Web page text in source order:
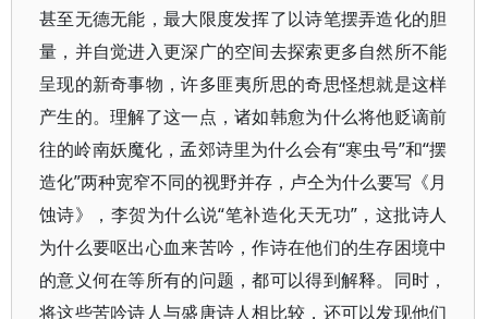
甚至无德无能，最大限度发挥了以诗笔摆弄造化的胆
量，并自觉进入更深广的空间去探索更多自然所不能
呈现的新奇事物，许多匪夷所思的奇思怪想就是这样
产生的。理解了这一点，诸如韩愈为什么将他贬谪前
往的岭南妖魔化，孟郊诗里为什么会有“寒虫号”和“摆
造化”两种宽窄不同的视野并存，卢仝为什么要写《月
蚀诗》，李贺为什么说“笔补造化天无功”，这批诗人
为什么要呕出心血来苦吟，作诗在他们的生存困境中
的意义何在等所有的问题，都可以得到解释。同时，
将这些苦吟诗人与盛唐诗人相比较，还可以发现他们